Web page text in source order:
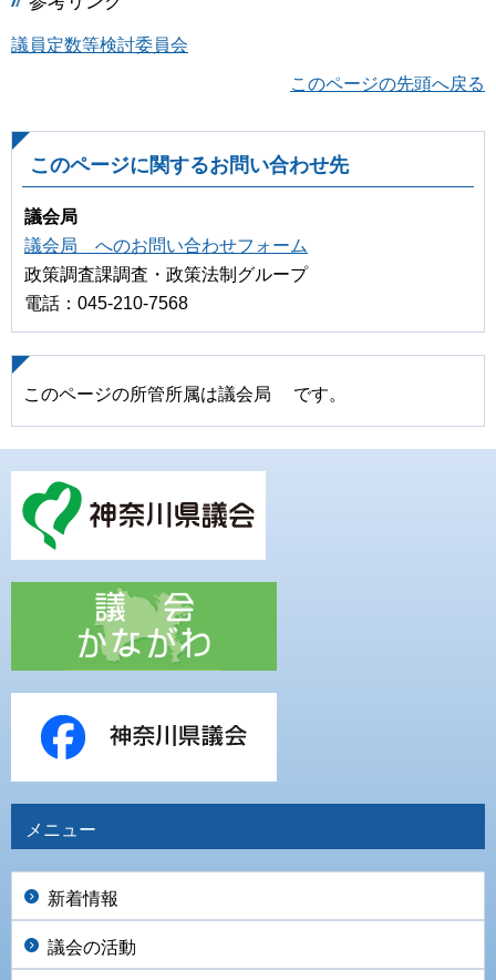
議員定数等検討委員会
このページの先頭へ戻る
このページに関するお問い合わせ先
議会局
議会局 へのお問い合わせフォーム
政策調査課調査・政策法制グループ
電話：045-210-7568
このページの所管所属は議会局 です。
メニュー
新着情報
議会の活動